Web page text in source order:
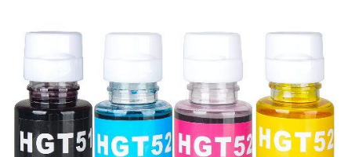
GT52
容墨
水 (2
組8
盒)